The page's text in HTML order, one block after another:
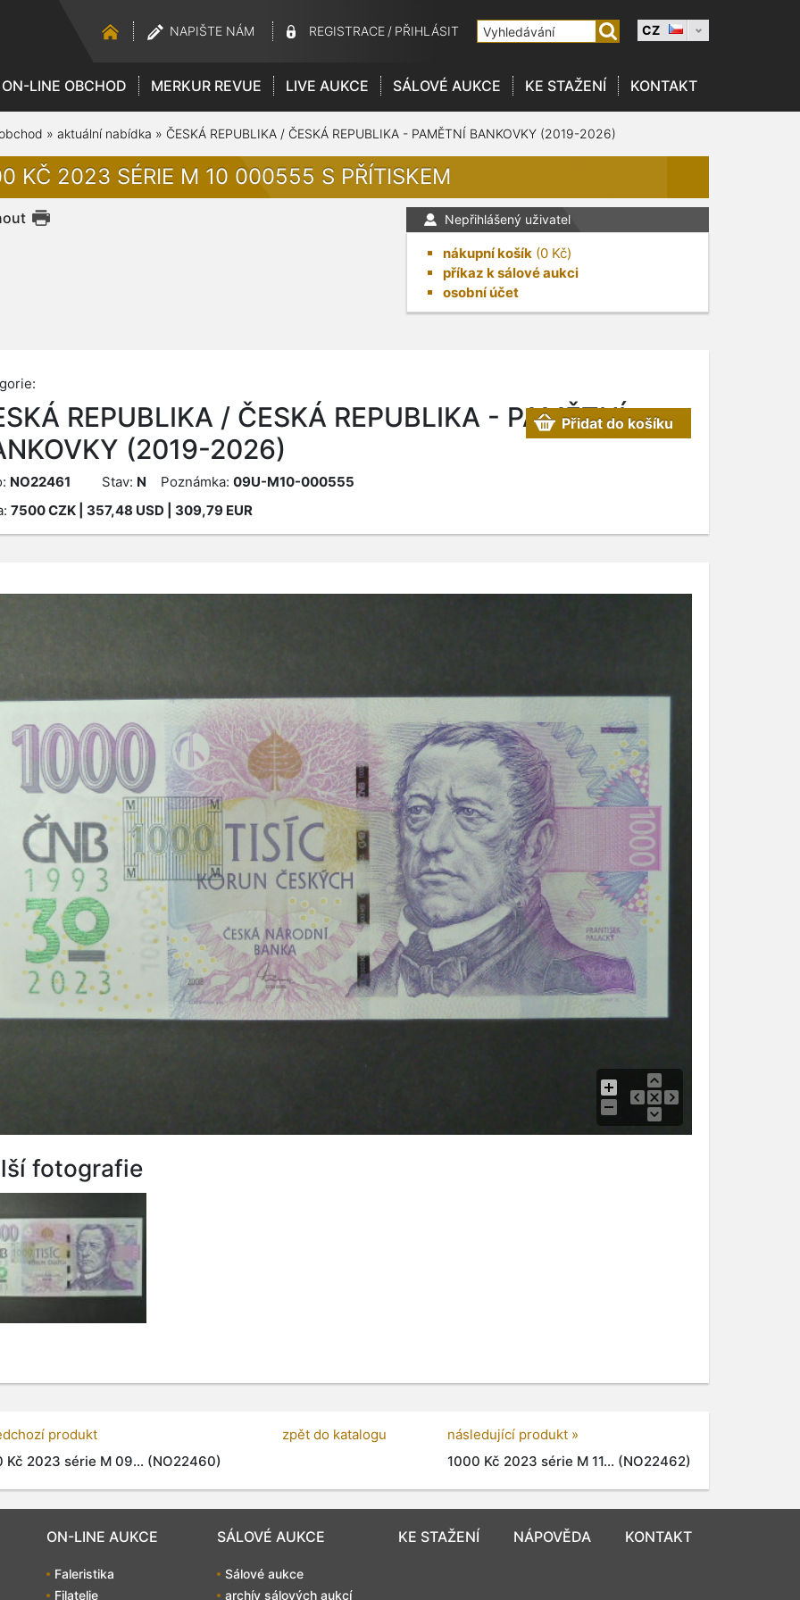
NAPIŠTE NÁM REGISTRACE / PŘIHLÁSIT CZ
ON-LINE OBCHOD MERKUR REVUE LIVE AUKCE SÁLOVÉ AUKCE KE STAŽENÍ KONTAKT
» aktuální nabídka » ČESKÁ REPUBLIKA / ČESKÁ REPUBLIKA - PAMĚTNÍ BANKOVKY (2019-2026)
KČ 2023 SÉRIE M 10 000555 S PŘÍTISKEM
Nepřihlášený uživatel
nákupní košík (0 Kč)
příkaz k sálové aukci
osobní účet
REPUBLIKA / ČESKÁ REPUBLIKA - PAMĚTNÍ
(2019-2026)
Přidat do košíku
NO22461 Stav: N Poznámka: 09U-M10-000555
7500CZK| 357,48 USD | 309,79 EUR
fotografie
produkt
Kč 2023 série M 09... (NO22460)
zpět do katalogu
následující produkt »
1000 Kč 2023 série M 11... (NO22462)
ON-LINE AUKCE
Faleristika
Filatelie
SÁLOVÉ AUKCE
Sálové aukce
archív sálových aukcí
KE STAŽENÍ NÁPOVĚDA KONTAKT